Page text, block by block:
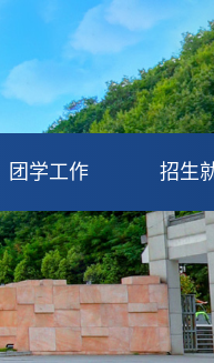
团学工作 招生